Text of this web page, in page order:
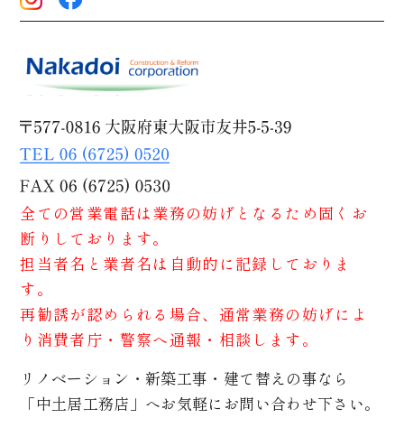
全ての営業電話は業務の妨げとなるため固くお
断りしております。
担当者名と業者名は自動的に記録しておりま
す。
再勧誘が認められる場合、通常業務の妨げによ
り消費者庁・警察へ通報・相談します。
リノベーション・新築工事・建て替えの事なら
「中土居工務店」へお気軽にお問い合わせ下さい。